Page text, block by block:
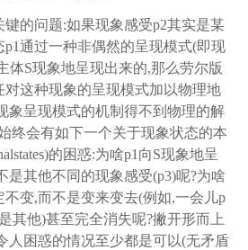
键的问题:如果现象感受p2其实是某
通过一种非偶然的呈现模式(即现
体S现象地呈现出来的,那么劳尔版
这种现象的呈现模式加以物理地
象呈现模式的机制得不到物理的解
终会有如下一个关于现象状态的本
的困惑:为啥p1向S现象地呈
是其他不同的现象感受(p3)呢?为啥
变,而不是变来变去(例如,一会儿p
其他)甚至完全消失呢?撇开形而上
人困惑的情况至少都是可以(无矛盾